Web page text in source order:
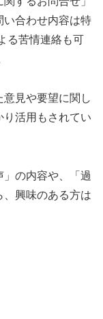
い合わせ内容は特
る苦情連絡も可
見や要望に関し
り活用もされてい
の内容や、「過
興味のある方は